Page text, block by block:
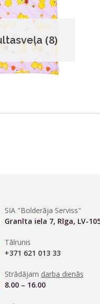
(8)
SIA "Bolderāja Serviss"
Granīta iela 7, Rīga, LV-
Tālrunis
+371 621 013 33
Strādājam darba dienās
8.00 – 16.00